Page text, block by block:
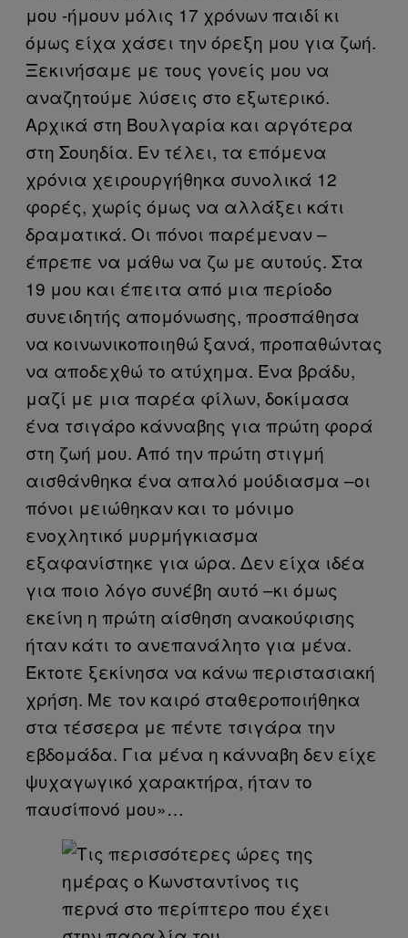
μου -ήμουν μόλις 17 χρόνων παιδί κι
όμως είχα χάσει την όρεξη μου για ζωή.
Ξεκινήσαμε με τους γονείς μου να
αναζητούμε λύσεις στο εξωτερικό.
Αρχικά στη Βουλγαρία και αργότερα
στη Σουηδία. Εν τέλει, τα επόμενα
χρόνια χειρουργήθηκα συνολικά 12
φορές, χωρίς όμως να αλλάξει κάτι
δραματικά. Οι πόνοι παρέμεναν –
έπρεπε να μάθω να ζω με αυτούς. Στα
19 μου και έπειτα από μια περίοδο
συνειδητής απομόνωσης, προσπάθησα
να κοινωνικοποιηθώ ξανά, προπαθώντας
να αποδεχθώ το ατύχημα. Ένα βράδυ,
μαζί με μια παρέα φίλων, δοκίμασα
ένα τσιγάρο κάνναβης για πρώτη φορά
στη ζωή μου. Από την πρώτη στιγμή
αισθάνθηκα ένα απαλό μούδιασμα –οι
πόνοι μειώθηκαν και το μόνιμο
ενοχλητικό μυρμήγκιασμα
εξαφανίστηκε για ώρα. Δεν είχα ιδέα
για ποιο λόγο συνέβη αυτό –κι όμως
εκείνη η πρώτη αίσθηση ανακούφισης
ήταν κάτι το ανεπανάλητο για μένα.
Έκτοτε ξεκίνησα να κάνω περιστασιακή
χρήση. Με τον καιρό σταθεροποιήθηκα
στα τέσσερα με πέντε τσιγάρα την
εβδομάδα. Για μένα η κάνναβη δεν είχε
ψυχαγωγικό χαρακτήρα, ήταν το
παυσίπονό μου»…